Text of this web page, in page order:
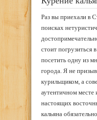
Раз вы приехали в
поисках
стоит погрузиться
посетить одну из
города. Я не
курильщиком, а
аутентичном месте
настоящих
кальяна